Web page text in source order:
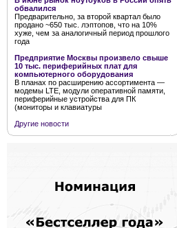
обвалился
Предварительно, за второй квартал было
продано ~650 тыс. лэптопов, что на 10%
хуже, чем за аналогичный период прошлого
года
Предприятие Москвы произвело свыше
10 тыс. периферийных плат для
компьютерного оборудования
В планах по расширению ассортимента —
модемы LTE, модули оперативной памяти,
периферийные устройства для ПК
(мониторы и клавиатуры
Другие новости